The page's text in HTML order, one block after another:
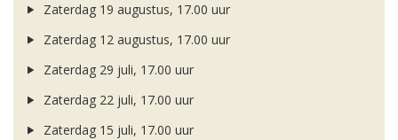
Zaterdag 19 augustus, 17.00 uur
Zaterdag 12 augustus, 17.00 uur
Zaterdag 29 juli, 17.00 uur
Zaterdag 22 juli, 17.00 uur
Zaterdag 15 juli, 17.00 uur